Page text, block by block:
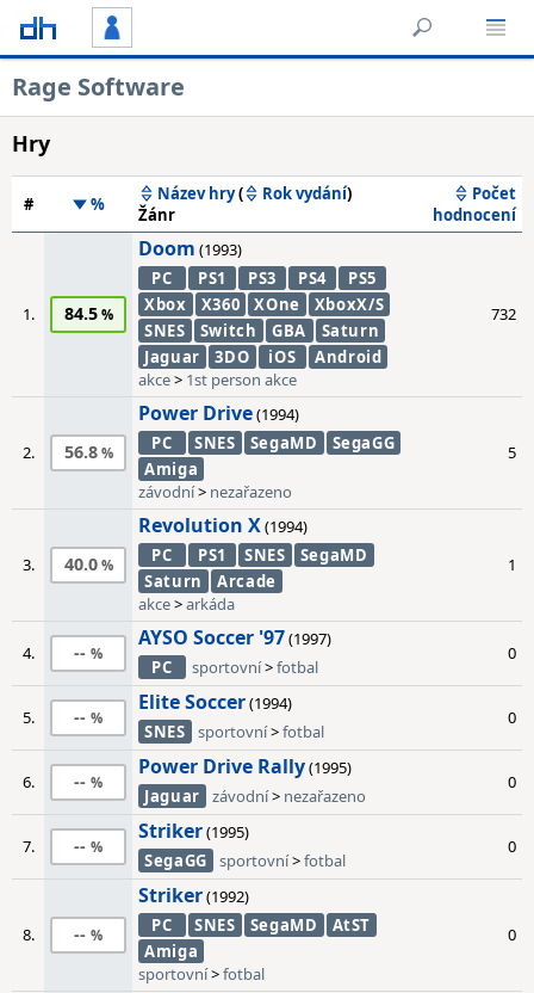
Rage Software
Hry
# % Název hry( Rok vydání)
Žánr
Počet
hodnocení
1. 84.5
Doom (1993)
PC
PS1 PS3 PS4
PS5
Xbox
X360 XOne
XboxX/S
SNES
Switch GBA
Saturn
Jaguar
3DO iOS
Android
akce> 1st person akce
732
2. 56.8
Power Drive(1994)
PC
SNES SegaMD
SegaGG
Amiga
závodní> nezařazeno
5
3. 40.0
Revolution X(1994)
PC
PS1 SNES
SegaMD
Saturn
Arcade
akce>arkáda
1
4. --
AYSO Soccer '97(1997)
PC
sportovní>fotbal
0
5. --
Elite Soccer(1994)
SNES
sportovní>fotbal
0
6. --
Power Drive Rally(1995)
Jaguar
závodní> nezařazeno
0
7. --
Striker(1995)
SegaGG
sportovní>fotbal
0
8. --
Striker(1992)
PC
SNES SegaMD
AtST
Amiga
sportovní>fotbal
0